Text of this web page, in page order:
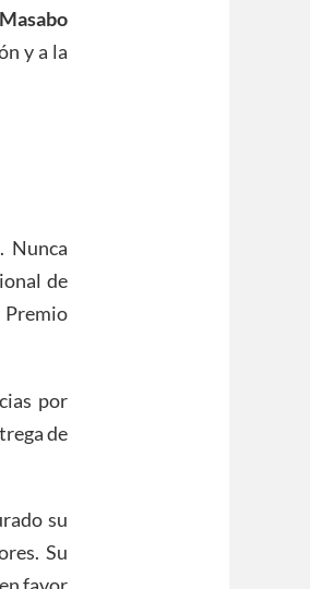
Masabo
y a la
Nunca
de
por
de
su
Su